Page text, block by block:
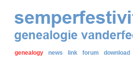
genealogy news link forum download